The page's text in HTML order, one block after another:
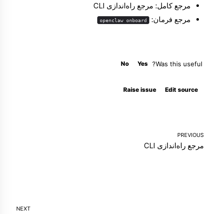
مرجع کامل: مرجع راه‌اندازی CLI
مرجع فرمان:
openclaw onboard
Was this useful?
Yes
No
Edit source
Raise issue
PREVIOUS
مرجع راه‌اندازی CLI
NEXT